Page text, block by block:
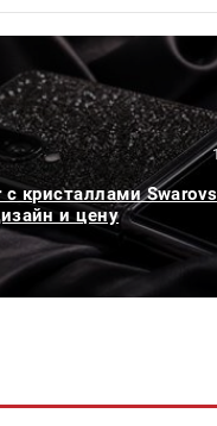
кристаллами
и цену